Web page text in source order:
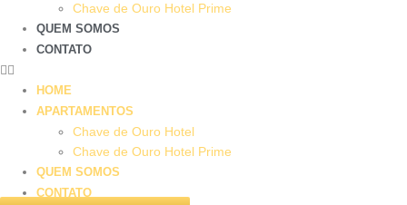
Chave de Ouro Hotel Prime
QUEM SOMOS
CONTATO
HOME
APARTAMENTOS
Chave de Ouro Hotel
Chave de Ouro Hotel Prime
QUEM SOMOS
CONTATO